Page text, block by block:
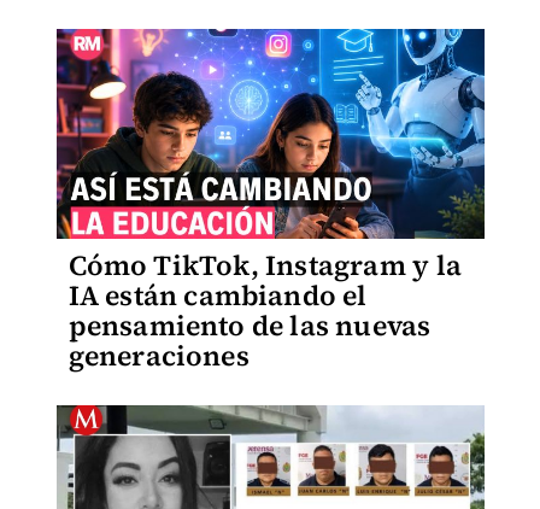
Cómo TikTok, Instagram y la
IA están cambiando el
pensamiento de las nuevas
generaciones